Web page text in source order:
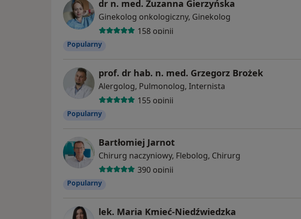
dr n. med. Zuzanna Gierzyńska
Ginekolog onkologiczny, Ginekolog
158 opinii
Popularny
prof. dr hab. n. med. Grzegorz Brożek
Alergolog, Pulmonolog, Internista
155 opinii
Popularny
Bartłomiej Jarnot
Chirurg naczyniowy, Flebolog, Chirurg
390 opinii
Popularny
lek. Maria Kmieć-Niedźwiedzka